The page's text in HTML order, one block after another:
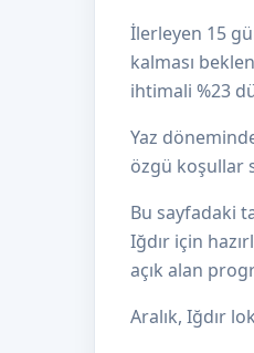
İlerleyen 15
kalması
ihtimali %23
Yaz
özgü koşullar
Bu sayfadaki
Iğdır için
açık alan
Aralık, Iğdır